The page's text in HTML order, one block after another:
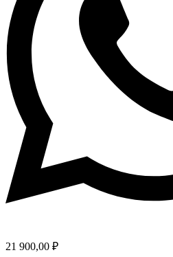
21 900,00 ₽